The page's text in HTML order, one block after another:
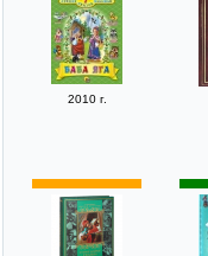
2010 г.